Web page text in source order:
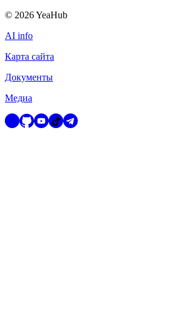
© 2026YeaHub
AI info
Карта сайта
Документы
Медиа